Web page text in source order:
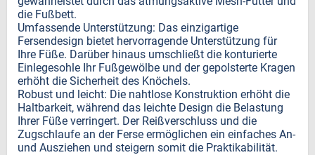
die Fußbett.
Umfassende Unterstützung: Das einzigartige
Fersendesign bietet hervorragende Unterstützung für
Ihre Füße. Darüber hinaus umschließt die konturierte
Einlegesohle Ihr Fußgewölbe und der gepolsterte Kragen
erhöht die Sicherheit des Knöchels.
Robust und leicht: Die nahtlose Konstruktion erhöht die
Haltbarkeit, während das leichte Design die Belastung
Ihrer Füße verringert. Der Reißverschluss und die
Zugschlaufe an der Ferse ermöglichen ein einfaches An-
und Ausziehen und steigern somit die Praktikabilität.